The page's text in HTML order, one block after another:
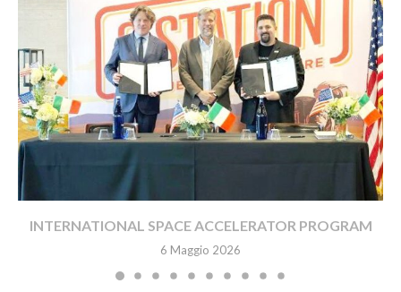
INTERNATIONAL SPACE ACCELERATOR PROGRAM
6 Maggio 2026